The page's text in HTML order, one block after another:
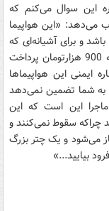
این سوال می‌کنم که
می‌دهد: «این هواپیما
و برای آشیانه‌ای که
در فرودگاه اجاره می‌کنید هم مبلغی حدود ماهیانه 900 هزارتومان پرداخت
ایمنی این هواپیماها
به شما تضمین نمی‌دهد
ماجرا این است که این
چراکه سقوط نمی‌کنند و
می‌شود و یک چتر بزرگ
بیایید...»